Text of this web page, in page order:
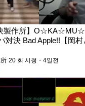
製作所】
対決 Bad Apple!!【岡村
20 회 시청・4일전